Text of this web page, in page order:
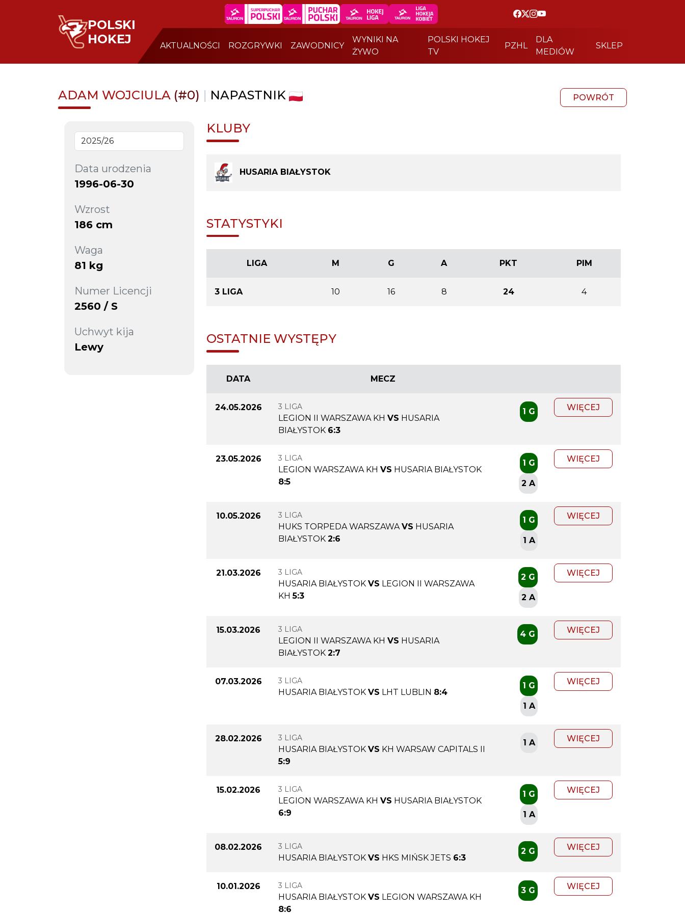
POLSKI
HOKEJ
AKTUALNOŚCI ROZGRYWKI ZAWODNICY
WYNIKI NA
ŻYWO
POLSKI HOKEJ
TV
PZHL
DLA
MEDIÓW
SKLEP
ADAM WOJCIULA (#0) | NAPASTNIK POWRÓT
Data urodzenia
1996-06-30
Wzrost
186 cm
Waga
81 kg
Numer Licencji
2560 / S
Uchwyt kija
Lewy
KLUBY
HUSARIA BIAŁYSTOK
STATYSTYKI
LIGA M G A PKT PIM
3 LIGA 10 16 8 24 4
OSTATNIE WYSTĘPY
DATA MECZ
24.05.2026 3 LIGA
LEGION II WARSZAWA KH VS HUSARIA
BIAŁYSTOK 6:3
1 G WIĘCEJ
23.05.2026 3 LIGA
LEGION WARSZAWA KH VS HUSARIA BIAŁYSTOK
8:5
1 G
2 A
WIĘCEJ
10.05.2026 3 LIGA
HUKS TORPEDA WARSZAWA VS HUSARIA
BIAŁYSTOK 2:6
1 G
1 A
WIĘCEJ
21.03.2026 3 LIGA
HUSARIA BIAŁYSTOK VS LEGION II WARSZAWA
KH5:3
2 G
2 A
WIĘCEJ
15.03.2026 3 LIGA
LEGION II WARSZAWA KH VS HUSARIA
BIAŁYSTOK 2:7
4 G WIĘCEJ
07.03.2026 3 LIGA
HUSARIA BIAŁYSTOK VS LHT LUBLIN 8:4
1 G
1 A
WIĘCEJ
28.02.2026 3 LIGA
HUSARIA BIAŁYSTOK VS KH WARSAW CAPITALS II
5:9
1 A WIĘCEJ
15.02.2026 3 LIGA
LEGION WARSZAWA KH VS HUSARIA BIAŁYSTOK
6:9
1 G
1 A
WIĘCEJ
08.02.2026 3 LIGA
HUSARIA BIAŁYSTOK VS HKS MIŃSK JETS 6:3
2 G WIĘCEJ
10.01.2026 3 LIGA
HUSARIA BIAŁYSTOK VS LEGION WARSZAWA KH
8:6
3 G WIĘCEJ